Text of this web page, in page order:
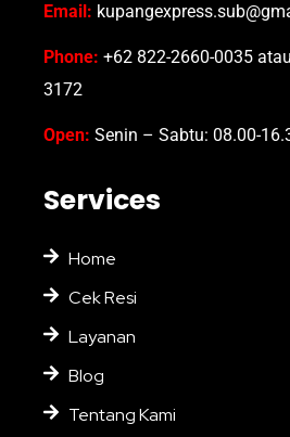
Email:
Phone: +62 822-2660-0035
3172
Open: Senin – Sabtu: 08.00-
Services
Home
Cek Resi
Layanan
Blog
Tentang Kami